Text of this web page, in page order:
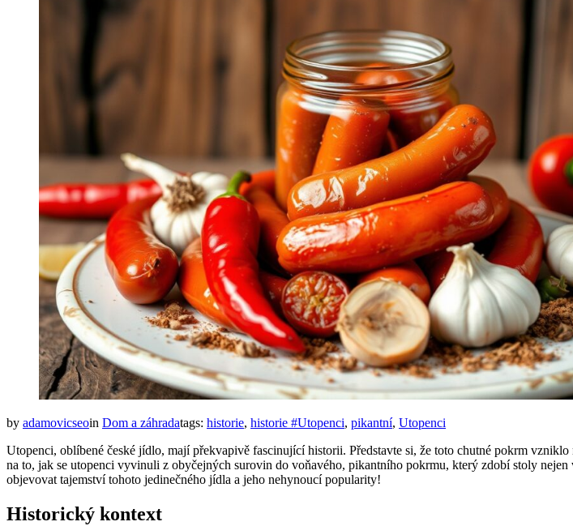
by adamovicseoin Dom a záhradatags: historie, historie #Utopenci, pikantní, Utopenci
Utopenci, oblíbené české jídlo, mají překvapivě fascinující historii. Představte si, že toto chutné pokrm
na to, jak se utopenci vyvinuli z obyčejných surovin do voňavého, pikantního pokrmu, který zdobí stoly
objevovat tajemství tohoto jedinečného jídla a jeho nehynoucí popularity!
Historický kontext